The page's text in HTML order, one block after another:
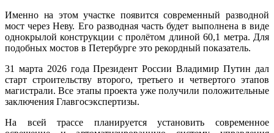
Именно на этом участке появится современный разводной
мост через Неву. Его разводная часть будет выполнена в виде
однокрылой конструкции с пролётом длиной 60,1 метра. Для
подобных мостов в Петербурге это рекордный показатель.
31 марта 2026 года Президент России Владимир Путин дал
старт строительству второго, третьего и четвертого этапов
магистрали. Все этапы проекта уже получили положительные
заключения Главгосэкспертизы.
На всей трассе планируется установить современное